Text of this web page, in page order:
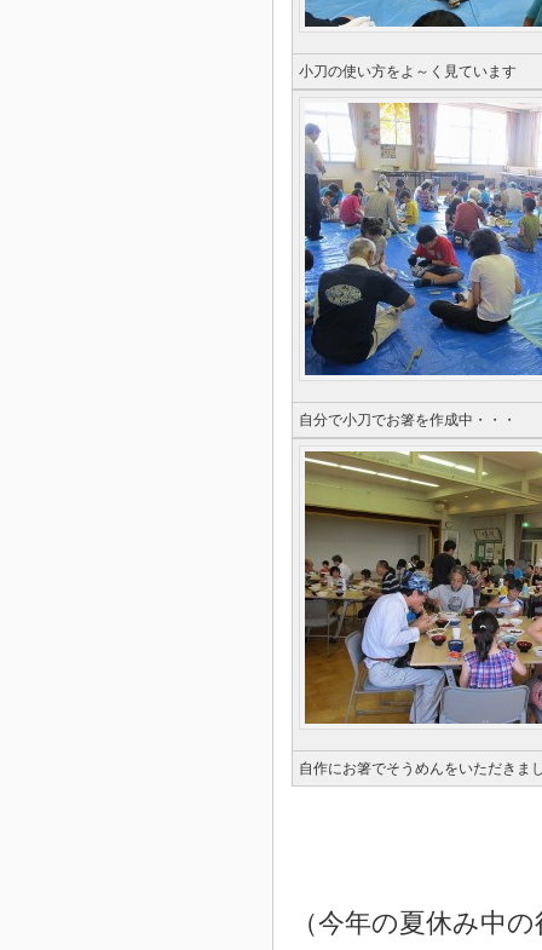
小刀の使い方をよ～く見ています
自分で小刀でお箸を作成中・・・
自作にお箸でそうめんをいただきま
（今年の夏休み中